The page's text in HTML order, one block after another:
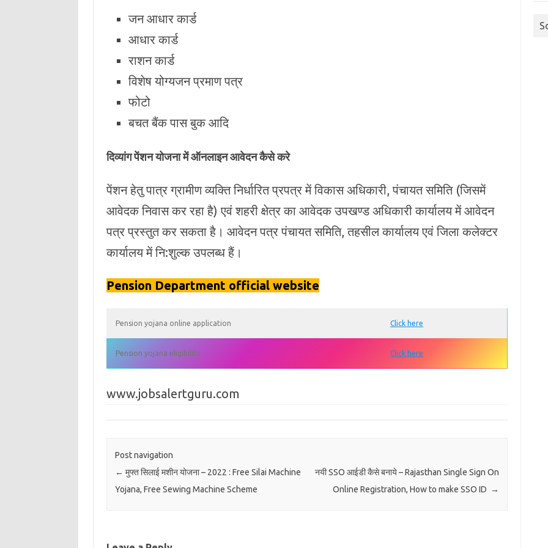
जन आधार कार्ड
आधार कार्ड
राशन कार्ड
विशेष योग्यजन प्रमाण पत्र
फोटो
बचत बैंक पास बुक आदि
दिव्यांग पेंशन योजना में ऑनलाइन आवेदन कैसे करे
पेंशन हेतु पात्र ग्रामीण व्‍यक्ति निर्धारित प्रपत्र में विकास अधिकारी, पंचायत समिति (जिसमें
आवेदक निवास कर रहा है) एवं शहरी क्षेत्र का आवेदक उपखण्‍ड अधिकारी कार्यालय में आवेदन
पत्र प्रस्‍तुत कर सकता है। आवेदन पत्र पंचायत समिति, तहसील कार्यालय एवं जिला कलेक्‍टर
कार्यालय में नि:शुल्‍क उपलब्‍ध हैं।
Pension Department official website
Pension yojana online application Click here
Pension yojana eligibility Click here
www.jobsalertguru.com
Post navigation
← मुफ्त सिलाई मशीन योजना – 2022 : Free Silai Machine
Yojana, Free Sewing Machine Scheme
नयी SSO आईडी कैसे बनाये – Rajasthan Single Sign On
Online Registration, How to make SSO ID →